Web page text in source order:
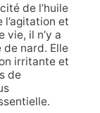
de l’huile
et
vie, il n’y a
de nard. Elle
irritante et
de